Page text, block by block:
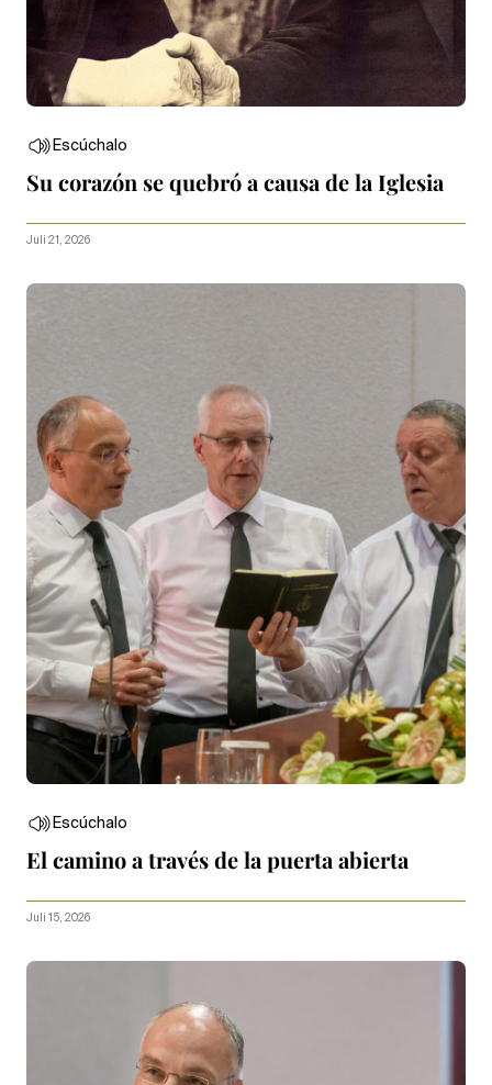
Escúchalo
Su corazón se quebró a causa de la Iglesia
Juli 21, 2026
Escúchalo
El camino a través de la puerta abierta
Juli 15, 2026